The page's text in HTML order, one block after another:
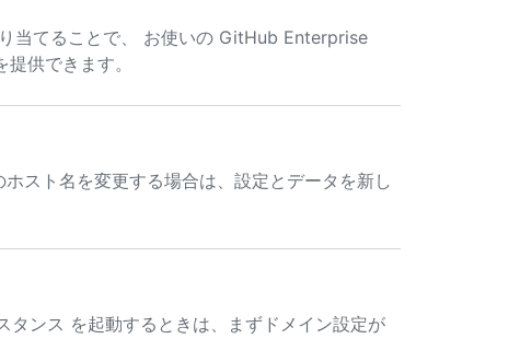
当てることで、 お使いの GitHub Enterprise
供できます。
スト名を変更する場合は、設定とデータを新し
ンス を起動するときは、まずドメイン設定が